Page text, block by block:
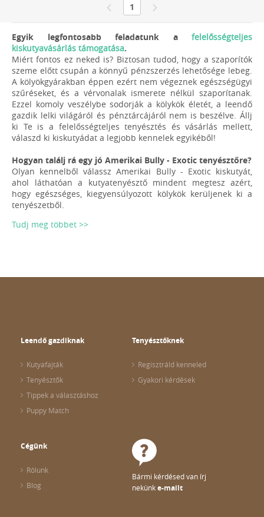
1
Egyik legfontosabb feladatunk a felelősségteljes
kiskutyavásárlás támogatása.
Miért fontos ez neked is? Biztosan tudod, hogy a szaporítók
szeme előtt csupán a könnyű pénzszerzés lehetősége lebeg.
A kölyökgyárakban éppen ezért nem végeznek egészségügyi
szűréseket, és a vérvonalak ismerete nélkül szaporítanak.
Ezzel komoly veszélybe sodorják a kölykök életét, a leendő
gazdik lelki világáról és pénztárcájáról nem is beszélve. Állj
ki Te is a felelősségteljes tenyésztés és vásárlás mellett,
válaszd ki kiskutyádat a legjobb kennelek egyikéből!
Hogyan találj rá egy jó Amerikai Bully - Exotic tenyésztőre?
Olyan kennelből válassz Amerikai Bully - Exotic kiskutyát,
ahol láthatóan a kutyatenyésztő mindent megtesz azért,
hogy egészséges, kiegyensúlyozott kölykök kerüljenek ki a
tenyészetből.
Tudj meg többet >>
Leendő gazdiknak
Kutyafajták
Tenyésztők
Tippek a választáshoz
Puppy Match
Tenyésztőknek
Regisztráld kenneled
Gyakori kérdések
Cégünk
Rólunk
Blog
Bármi kérdésed van írj
nekünke-mailt